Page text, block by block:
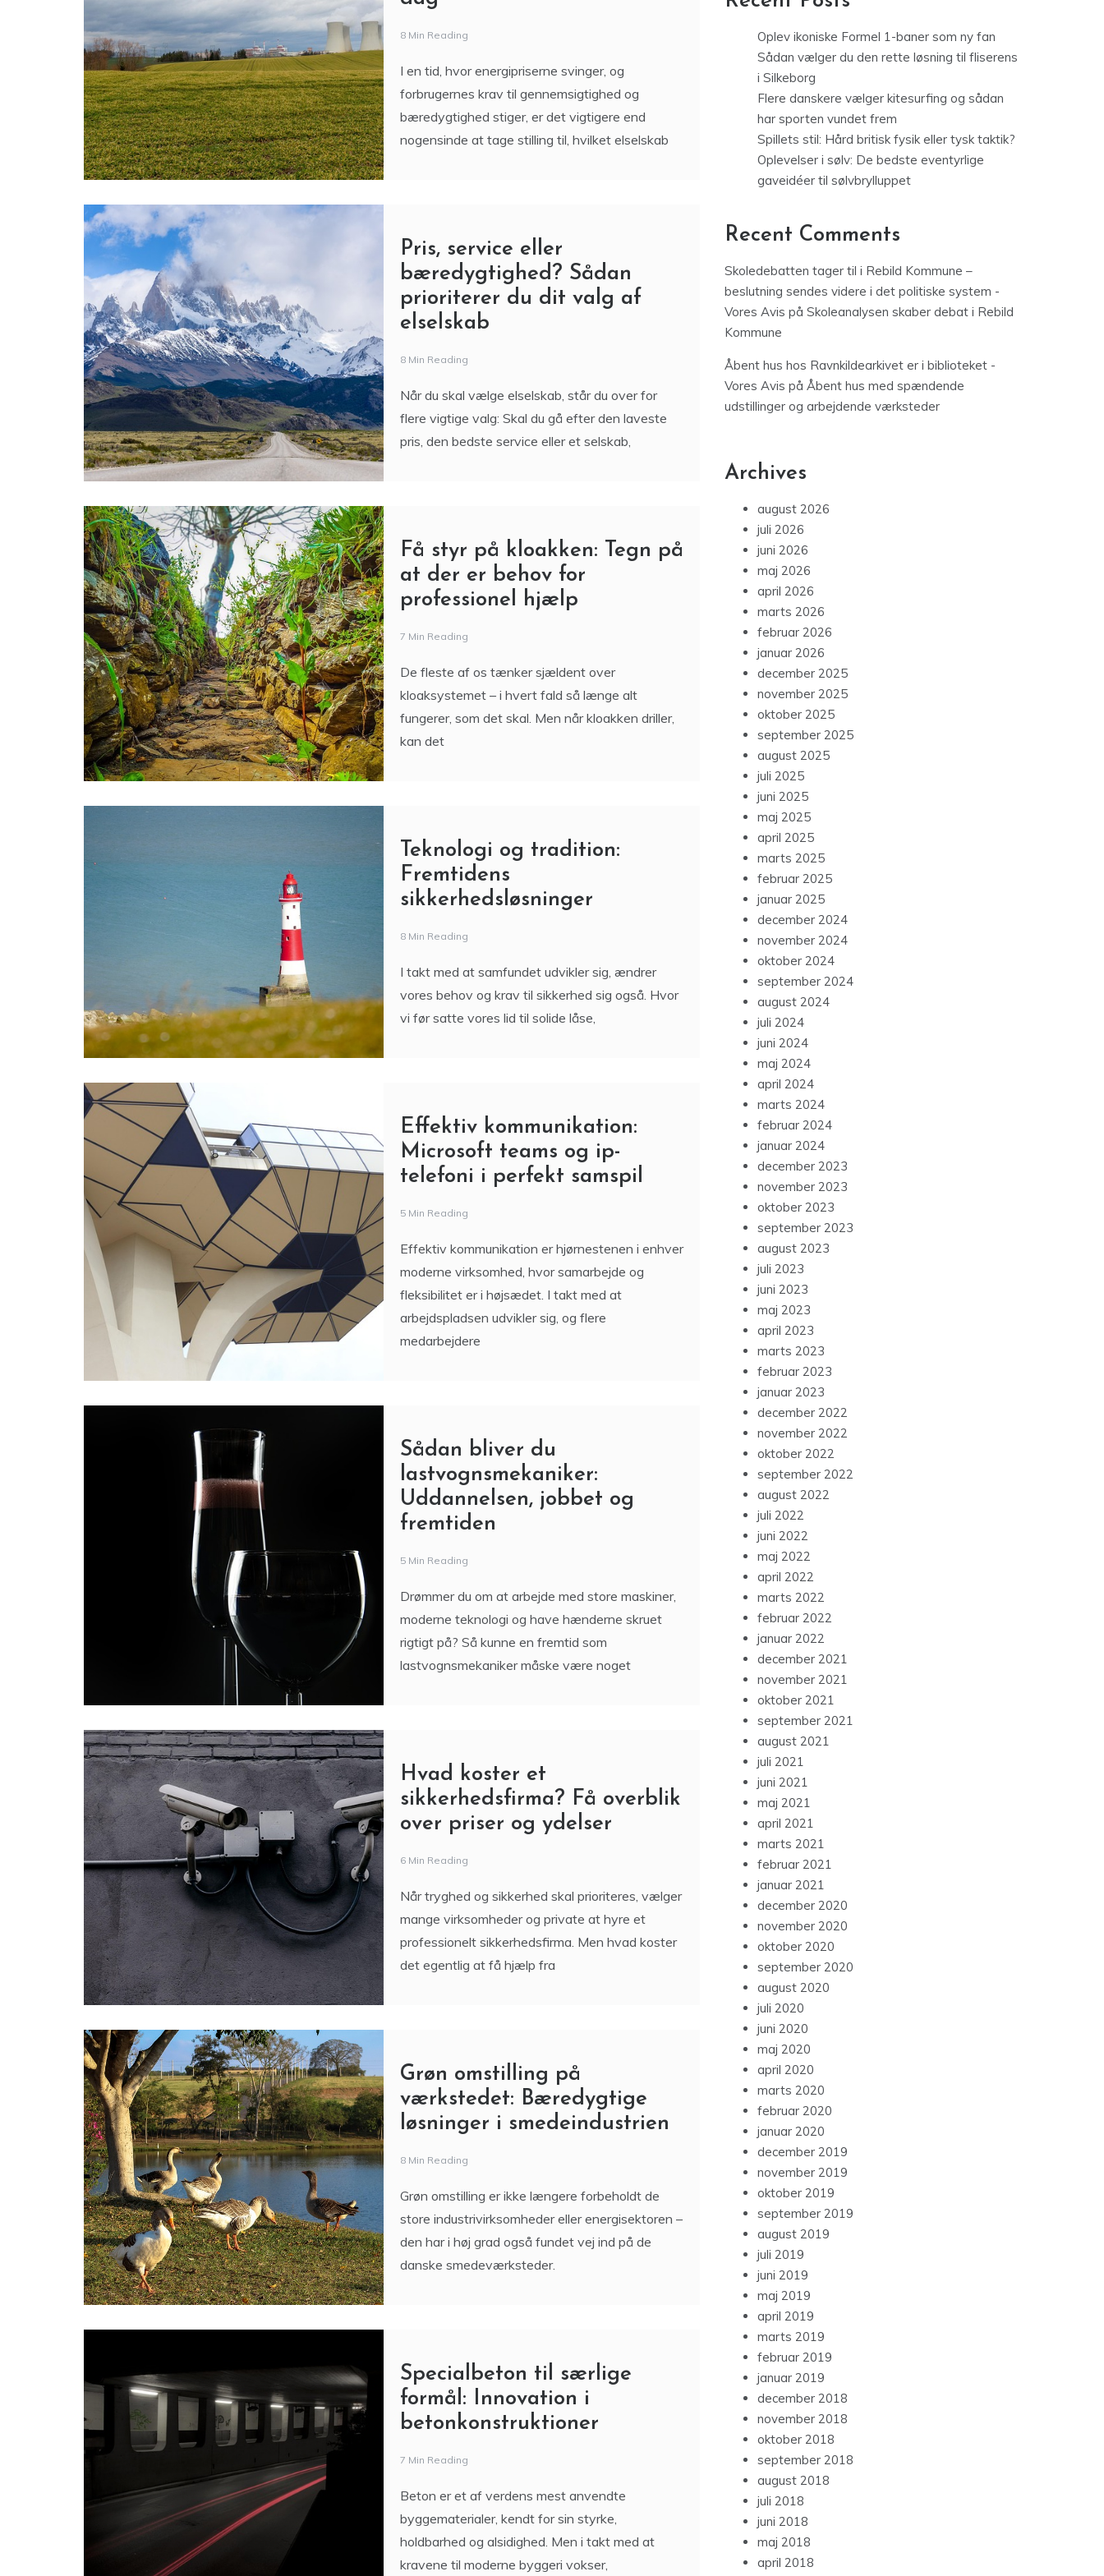
8 Min Reading
I en tid, hvor energipriserne svinger, og
forbrugernes krav til gennemsigtighed og
bæredygtighed stiger, er det vigtigere end
nogensinde at tage stilling til, hvilket elselskab
Pris, service eller
bæredygtighed? Sådan
prioriterer du dit valg af
elselskab
8 Min Reading
Når du skal vælge elselskab, står du over for
flere vigtige valg: Skal du gå efter den laveste
pris, den bedste service eller et selskab,
Få styr på kloakken: Tegn på
at der er behov for
professionel hjælp
7 Min Reading
De fleste af os tænker sjældent over
kloaksystemet – i hvert fald så længe alt
fungerer, som det skal. Men når kloakken driller,
kan det
Teknologi og tradition:
Fremtidens
sikkerhedsløsninger
8 Min Reading
I takt med at samfundet udvikler sig, ændrer
vores behov og krav til sikkerhed sig også. Hvor
vi før satte vores lid til solide låse,
Effektiv kommunikation:
Microsoft teams og ip-
telefoni i perfekt samspil
5 Min Reading
Effektiv kommunikation er hjørnestenen i enhver
moderne virksomhed, hvor samarbejde og
fleksibilitet er i højsædet. I takt med at
arbejdspladsen udvikler sig, og flere
medarbejdere
Sådan bliver du
lastvognsmekaniker:
Uddannelsen, jobbet og
fremtiden
5 Min Reading
Drømmer du om at arbejde med store maskiner,
moderne teknologi og have hænderne skruet
rigtigt på? Så kunne en fremtid som
lastvognsmekaniker måske være noget
Hvad koster et
sikkerhedsfirma? Få overblik
over priser og ydelser
6 Min Reading
Når tryghed og sikkerhed skal prioriteres, vælger
mange virksomheder og private at hyre et
professionelt sikkerhedsfirma. Men hvad koster
det egentlig at få hjælp fra
Grøn omstilling på
værkstedet: Bæredygtige
løsninger i smedeindustrien
8 Min Reading
Grøn omstilling er ikke længere forbeholdt de
store industrivirksomheder eller energisektoren –
den har i høj grad også fundet vej ind på de
danske smedeværksteder.
Specialbeton til særlige
formål: Innovation i
betonkonstruktioner
7 Min Reading
Beton er et af verdens mest anvendte
byggematerialer, kendt for sin styrke,
holdbarhed og alsidighed. Men i takt med at
kravene til moderne byggeri vokser,
Oplev ikoniske Formel 1-baner som ny fan
Sådan vælger du den rette løsning til fliserens
i Silkeborg
Flere danskere vælger kitesurfing og sådan
har sporten vundet frem
Spillets stil: Hård britisk fysik eller tysk taktik?
Oplevelser i sølv: De bedste eventyrlige
gaveidéer til sølvbrylluppet
Recent Comments
Skoledebatten tager til i Rebild Kommune –
beslutning sendes videre i det politiske system -
Vores Avis på Skoleanalysen skaber debat i Rebild
Kommune
Åbent hus hos Ravnkildearkivet er i biblioteket -
Vores Avis på Åbent hus med spændende
udstillinger og arbejdende værksteder
Archives
august 2026
juli 2026
juni 2026
maj 2026
april 2026
marts 2026
februar 2026
januar 2026
december 2025
november 2025
oktober 2025
september 2025
august 2025
juli 2025
juni 2025
maj 2025
april 2025
marts 2025
februar 2025
januar 2025
december 2024
november 2024
oktober 2024
september 2024
august 2024
juli 2024
juni 2024
maj 2024
april 2024
marts 2024
februar 2024
januar 2024
december 2023
november 2023
oktober 2023
september 2023
august 2023
juli 2023
juni 2023
maj 2023
april 2023
marts 2023
februar 2023
januar 2023
december 2022
november 2022
oktober 2022
september 2022
august 2022
juli 2022
juni 2022
maj 2022
april 2022
marts 2022
februar 2022
januar 2022
december 2021
november 2021
oktober 2021
september 2021
august 2021
juli 2021
juni 2021
maj 2021
april 2021
marts 2021
februar 2021
januar 2021
december 2020
november 2020
oktober 2020
september 2020
august 2020
juli 2020
juni 2020
maj 2020
april 2020
marts 2020
februar 2020
januar 2020
december 2019
november 2019
oktober 2019
september 2019
august 2019
juli 2019
juni 2019
maj 2019
april 2019
marts 2019
februar 2019
januar 2019
december 2018
november 2018
oktober 2018
september 2018
august 2018
juli 2018
juni 2018
maj 2018
april 2018